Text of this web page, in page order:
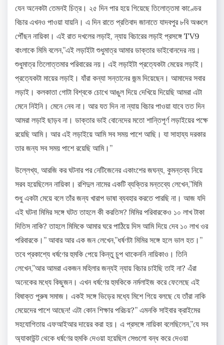
যেন অনেকটা তেমনই চিত্র। ২৫ দিন পার হয়ে গিয়েছে তিলোত্তমা কাণ্ডের
বিচার এখনও পাওয়া যায়নি। এ দিন রাতে প্রতিবাদ জানাতে যাদবপুর ৮বি অঞ্চলে
পৌঁছন নায়িকা। এই রাত দখলের লড়াই, ন্যায় বিচারের লড়াই প্রসঙ্গে TV9
বাংলাকে মিমি বলেন,”এই লড়াইটা শুধুমাত্র আমার ডাক্তার ভাইবোনদের নয়।
শুধুমাত্র তিলোত্তমার পরিবারের নয়। এই লড়াইটা প্রত্যেকটা মেয়ের লড়াই।
প্রত্যেকটা মায়ের লড়াই। যাঁরা কন্যা সন্তানের জন্ম দিয়েছেন। আমাদের সবার
লড়াই। কলকাতা গোটা বিশ্বকে চোখে আঙুল দিয়ে দেখিয়ে দিয়েছি আমরা এটা
মেনে নিইনি। মেনে নেব না। আর যত দিন না ন্যায় বিচার পাওয়া যাবে তত দিন
আমরা লড়াই ছাড়ব না। ডাক্তার ভাই বোনেদের মতো শান্তিপূর্ণ লড়াইয়ের পক্ষে
রয়েছি আমি। আর এই লড়াইয়ে আমি সব সময় পাশে আছি। যা সাহায্য দরকার
তার জন্য সব সময় পাশে রয়েছি আমি।”
উল্লেখ্য, আরজি কর ঘটনার পর নেটিজেনের একাংশের জঘন্য, কুমন্তব্য নিয়ে
সরব হয়েছিলেন নায়িকা। রশিদুল নামের একটি ব্যক্তির মন্তব্যে লেখেন,”মিমি
শুধু একটা মেয়ে বলে তাঁর জন্য খারাপ ভাষা ব্যবহার করতে পারছি না। আজ যদি
এই ঘটনা মিমির সঙ্গে ঘটত তাহলে কী করতিস? মিমির পরিবারকেও ১০ লাখ টাকা
দিতিস নাকি? তাহলে মিমিকে আমার ঘরে পাঠিয়ে দিস আমি দিয়ে দেব ১০ লাখ ওর
পরিবারকে।” আবার আর এক জন লেখেন,”ধর্ষণটা মিমির সঙ্গে হলে ভাল হত।”
তবে প্রকাশ্যে ধর্ষণের হুমকি পেয়ে কিন্তু চুপ থাকেননি নায়িকাও। তিনি
লেখেন,”আর আমরা একজন মহিলার জন্যই ন্যায় বিচার চাইছি তাই না? এঁরা
অনেকের মধ্যে কিছুজন। এখন ধর্ষণের হুমকিকে নর্মলাইজ করে ফেলেছে এই
বিষাক্ত পুরুষ সমাজ। একই সঙ্গে ভিড়ের মধ্যে মিশে গিয়ে বলছে যে তাঁরা নাকি
মেয়েদের পাশে আছেন! এটা কোন শিক্ষার পরিচয়?” এমনকি সাইবার ক্রাইমের
সহযোগিতায় এফআইআর দায়ের করা হয়। এ প্রসঙ্গে নায়িকা বলেছিলেন,”যে সব
অ্যাকাউন্ট থেকে ধর্ষণের হুমকি দেওয়া হয়েছিল সেগুলো বন্ধ করে দেওয়া